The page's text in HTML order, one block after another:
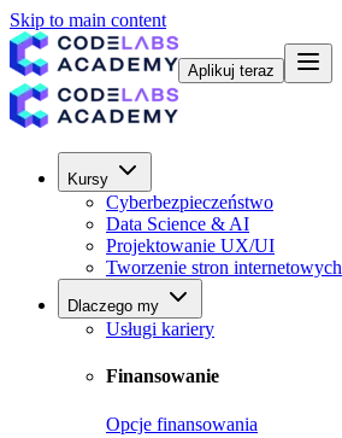
Skip to main content
Aplikuj teraz
Kursy
Cyberbezpieczeństwo
Data Science & AI
Projektowanie UX/UI
Tworzenie stron internetowych
Dlaczego my
Usługi kariery
Finansowanie
Opcje finansowania